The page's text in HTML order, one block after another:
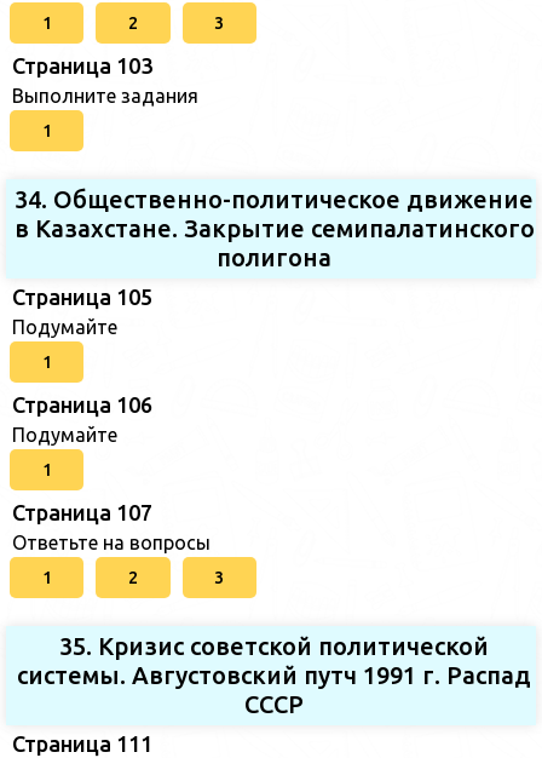
1 2 3
Страница 103
Выполните задания
1
34. Общественно-политическое движение
в Казахстане. Закрытие семипалатинского
полигона
Страница 105
Подумайте
1
Страница 106
Подумайте
1
Страница 107
Ответьте на вопросы
1 2 3
35. Кризис советской политической
системы. Августовский путч 1991 г. Распад
СССР
Страница 111